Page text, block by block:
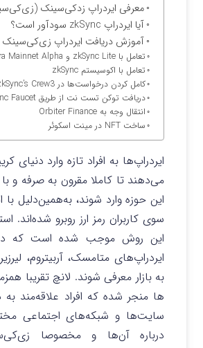
معرفی ایردراپ زدکی‌سینک
آیا ایردراپ zkSync سودآور است؟
آموزش دریافت ایردراپ زی‌کی‌سینک
تعامل با zkSync Lite و zkSync Era Mainnet Alpha
تعامل با اکوسیستم zkSync
‌کامل کردن درخواست‌ها در zkSync’s Crew3
دریافت توکن تست نت از طریق zksync Faucet
انتقال وجه به Orbiter Finance
ساخت NFT در مینت اسکوئر
ایردراپ‌ها به افراد تازه وارد دنیای
می‌دهند تا کاملا مقرون ‌به ‌صرفه و
این حوزه وارد شوند، به‌همین‌دلیل با
سوی کاربران رمز ارز‌ روبرو شده‌اند.
این روش موجب شده است که در
ایردراپ‌های متامسک، آربیتروم،
ها منجر شده که افراد علاقه‌مند به
سایت‌ها و شبکه‌های اجتماعی
درباره آن‌ها و مخصوصا